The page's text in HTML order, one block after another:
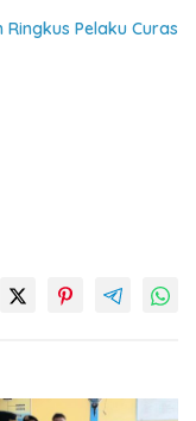
Pelaku Curas